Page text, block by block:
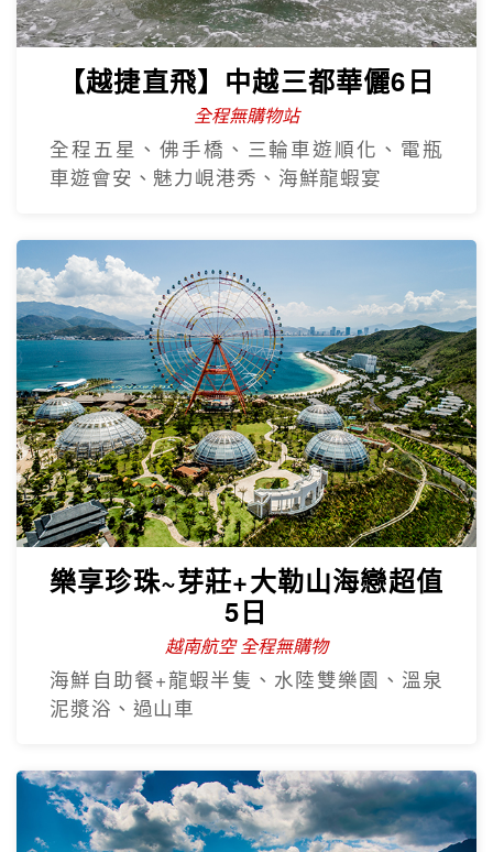
【越捷直飛】中越三都華儷6日
全程無購物站
全程五星、佛手橋、三輪車遊順化、電瓶
車遊會安、魅力峴港秀、海鮮龍蝦宴
樂享珍珠~芽莊+大勒山海戀超值
5日
越南航空 全程無購物
海鮮自助餐+龍蝦半隻、水陸雙樂園、溫泉
泥漿浴、過山車